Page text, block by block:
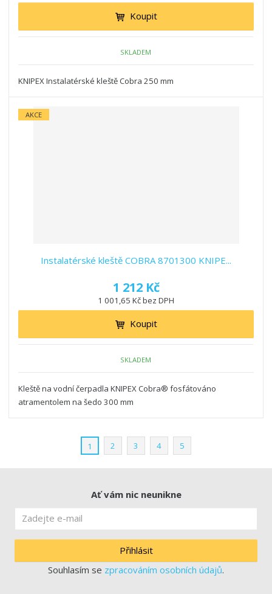
Koupit
SKLADEM
KNIPEX Instalatérské kleště Cobra 250 mm
AKCE
Instalatérské kleště COBRA 8701300 KNIPE...
1 212 Kč
1 001,65 Kč bez DPH
Koupit
SKLADEM
Kleště na vodní čerpadla KNIPEX Cobra® fosfátováno
atramentolem na šedo 300 mm
1 2 3 4 5
Ať vám nic neunikne
Přihlásit
Souhlasím se zpracováním osobních údajů.